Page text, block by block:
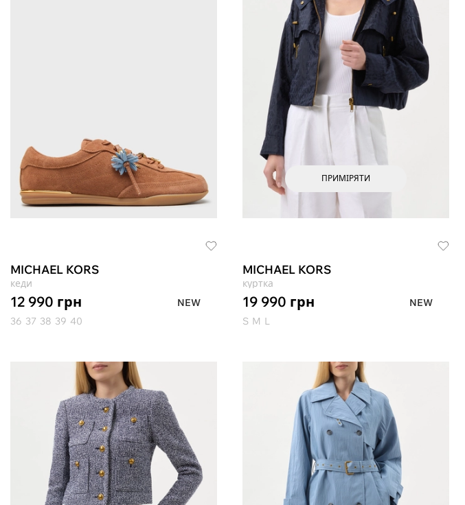
MICHAEL KORS
кеди
12 990 грн
NEW
36 37 38 39 40
ПРИМІРЯТИ
MICHAEL KORS
куртка
19 990 грн
NEW
S M L